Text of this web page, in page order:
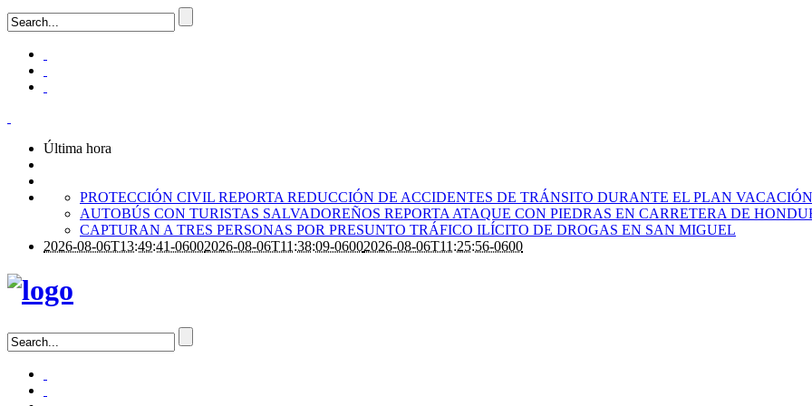
Última hora
PROTECCIÓN CIVIL REPORTA REDUCCIÓN DE ACCIDENTES DE TRÁNSITO DURANTE EL PLAN
AUTOBÚS CON TURISTAS SALVADOREÑOS REPORTA ATAQUE CON PIEDRAS EN CARRETERA DE
CAPTURAN A TRES PERSONAS POR PRESUNTO TRÁFICO ILÍCITO DE DROGAS EN SAN MIGUEL
2026-08-06T13:49:41-06002026-08-06T11:38:09-06002026-08-06T11:25:56-0600